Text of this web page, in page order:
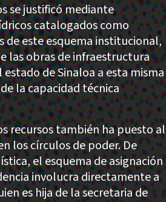
se justificó mediante
catalogados como
de este esquema institucional,
las obras de infraestructura
de Sinaloa a esta misma
la capacidad técnica
recursos también ha puesto al
los círculos de poder. De
el esquema de asignación
involucra directamente a
es hija de la secretaria de